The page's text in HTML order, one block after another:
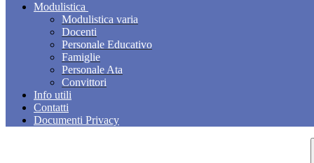
Modulistica
Modulistica varia
Docenti
Personale Educativo
Famiglie
Personale Ata
Convittori
Info utili
Contatti
Documenti Privacy